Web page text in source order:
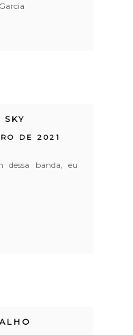
DE 2021
dessa banda, eu